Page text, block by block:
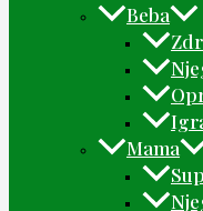
Beba
Mama